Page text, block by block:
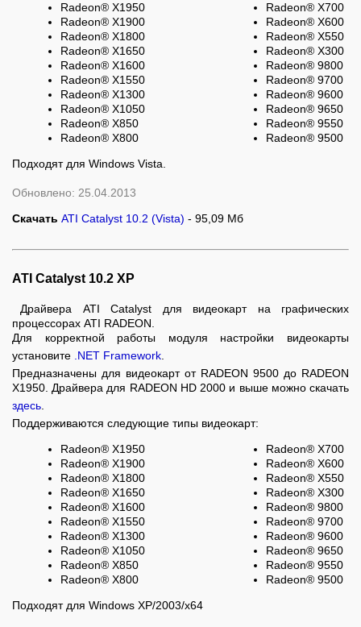
Radeon® X1950
Radeon® X1900
Radeon® X1800
Radeon® X1650
Radeon® X1600
Radeon® X1550
Radeon® X1300
Radeon® X1050
Radeon® X850
Radeon® X800
Radeon® X700
Radeon® X600
Radeon® X550
Radeon® X300
Radeon® 9800
Radeon® 9700
Radeon® 9600
Radeon® 9650
Radeon® 9550
Radeon® 9500
Подходят для Windows Vista.
Обновлено: 25.04.2013
Скачать ATI Catalyst 10.2 (Vista) - 95,09 Мб
ATI Catalyst 10.2 XP
Драйвера ATI Catalyst для видеокарт на графических
процессорах ATI RADEON.
Для корректной работы модуля настройки видеокарты
установите .NET Framework
Предназначены для видеокарт от RADEON 9500 до RADEON
X1950. Драйвера для RADEON HD 2000 и выше можно скачать
здесь
Поддерживаются следующие типы видеокарт:
Radeon® X1950
Radeon® X1900
Radeon® X1800
Radeon® X1650
Radeon® X1600
Radeon® X1550
Radeon® X1300
Radeon® X1050
Radeon® X850
Radeon® X800
Radeon® X700
Radeon® X600
Radeon® X550
Radeon® X300
Radeon® 9800
Radeon® 9700
Radeon® 9600
Radeon® 9650
Radeon® 9550
Radeon® 9500
Подходят для Windows XP/2003/x64